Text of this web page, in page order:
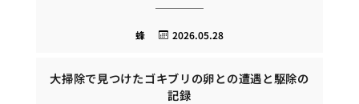
2026.05.28
蜂
大掃除で見つけたゴキブリの卵との遭遇と駆除の
記録